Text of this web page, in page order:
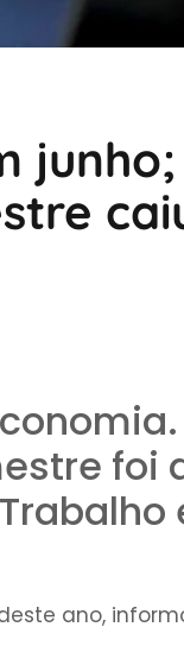
junho;
foi
ano,